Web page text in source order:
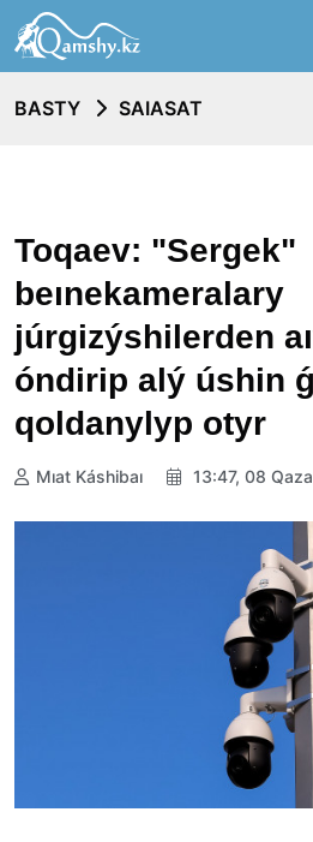
BASTY SAIASAT
Toqaev: "Sergek"
beınekameralary
júrgizýshilerden
óndirip alý úshin
qoldanylyp otyr
Mıat Káshibaı 13:47, 08